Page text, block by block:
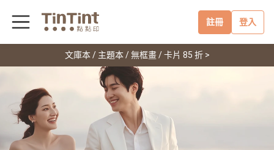
註冊 登入
文庫本 / 主題本 / 無框畫 / 卡片 85 折 >